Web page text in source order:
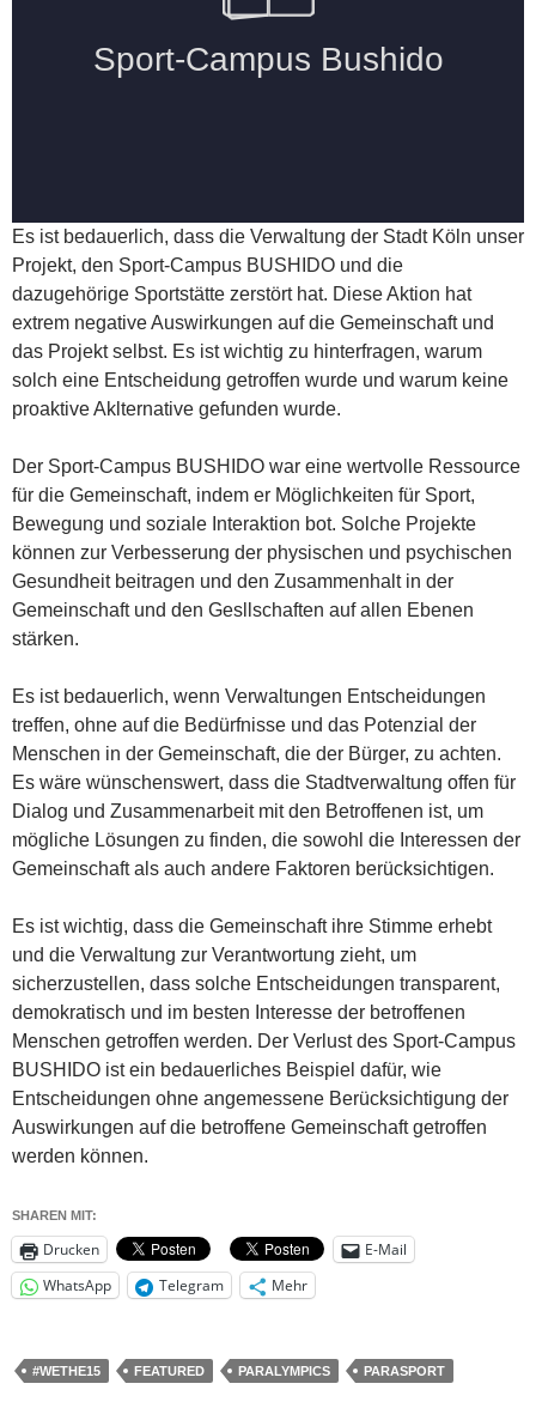
Es ist bedauerlich, dass die Verwaltung der Stadt Köln unser
Projekt, den Sport-Campus BUSHIDO und die
dazugehörige Sportstätte zerstört hat. Diese Aktion hat
extrem negative Auswirkungen auf die Gemeinschaft und
das Projekt selbst. Es ist wichtig zu hinterfragen, warum
solch eine Entscheidung getroffen wurde und warum keine
proaktive Aklternative gefunden wurde.
Der Sport-Campus BUSHIDO war eine wertvolle Ressource
für die Gemeinschaft, indem er Möglichkeiten für Sport,
Bewegung und soziale Interaktion bot. Solche Projekte
können zur Verbesserung der physischen und psychischen
Gesundheit beitragen und den Zusammenhalt in der
Gemeinschaft und den Gesllschaften auf allen Ebenen
stärken.
Es ist bedauerlich, wenn Verwaltungen Entscheidungen
treffen, ohne auf die Bedürfnisse und das Potenzial der
Menschen in der Gemeinschaft, die der Bürger, zu achten.
Es wäre wünschenswert, dass die Stadtverwaltung offen für
Dialog und Zusammenarbeit mit den Betroffenen ist, um
mögliche Lösungen zu finden, die sowohl die Interessen der
Gemeinschaft als auch andere Faktoren berücksichtigen.
Es ist wichtig, dass die Gemeinschaft ihre Stimme erhebt
und die Verwaltung zur Verantwortung zieht, um
sicherzustellen, dass solche Entscheidungen transparent,
demokratisch und im besten Interesse der betroffenen
Menschen getroffen werden. Der Verlust des Sport-Campus
BUSHIDO ist ein bedauerliches Beispiel dafür, wie
Entscheidungen ohne angemessene Berücksichtigung der
Auswirkungen auf die betroffene Gemeinschaft getroffen
werden können.
SHAREN MIT:
Drucken
E-Mail
WhatsApp
Telegram Mehr
#WETHE15 FEATURED PARALYMPICS PARASPORT